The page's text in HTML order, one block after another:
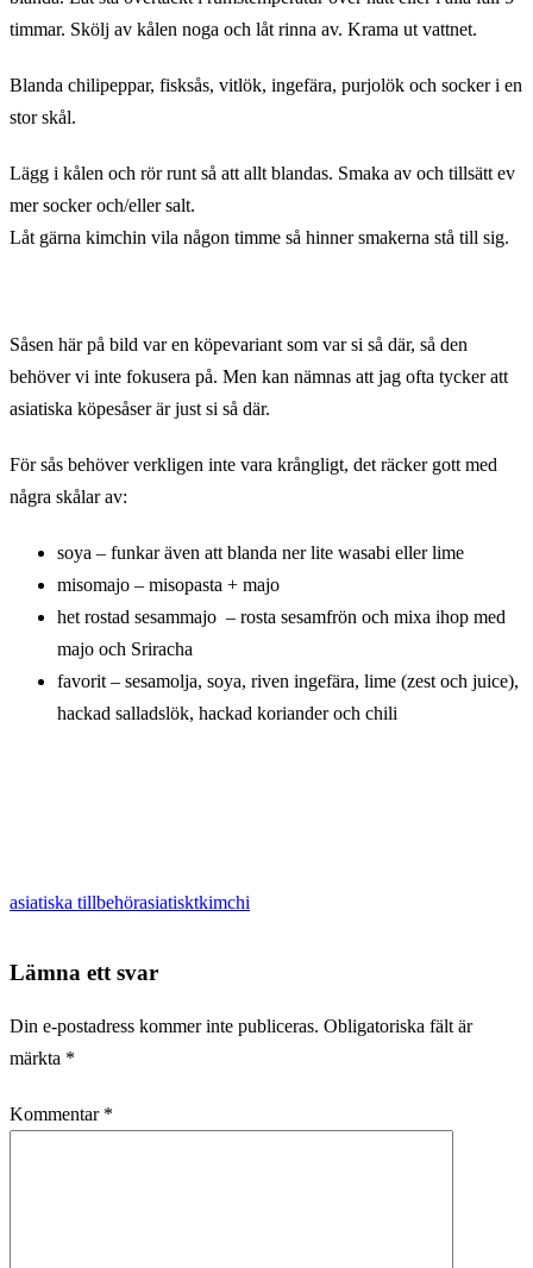
timmar. Skölj av kålen noga och låt rinna av. Krama ut vattnet.
Blanda chilipeppar, fisksås, vitlök, ingefära, purjolök och socker i en
stor skål.
Lägg i kålen och rör runt så att allt blandas. Smaka av och tillsätt ev
mer socker och/eller salt.
Låt gärna kimchin vila någon timme så hinner smakerna stå till sig.
Såsen här på bild var en köpevariant som var si så där, så den
behöver vi inte fokusera på. Men kan nämnas att jag ofta tycker att
asiatiska köpesåser är just si så där.
För sås behöver verkligen inte vara krångligt, det räcker gott med
några skålar av:
soya – funkar även att blanda ner lite wasabi eller lime
misomajo – misopasta + majo
het rostad sesammajo – rosta sesamfrön och mixa ihop med
majo och Sriracha
favorit – sesamolja, soya, riven ingefära, lime (zest och juice),
hackad salladslök, hackad koriander och chili
asiatiska tillbehörasiatisktkimchi
Lämna ett svar
Din e-postadress kommer inte publiceras. Obligatoriska fält är
märkta *
Kommentar *